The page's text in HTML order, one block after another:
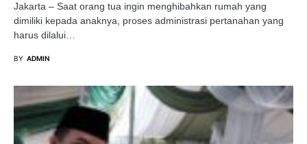
Jakarta – Saat orang tua ingin menghibahkan rumah yang
dimiliki kepada anaknya, proses administrasi pertanahan yang
harus dilalui…
BY ADMIN